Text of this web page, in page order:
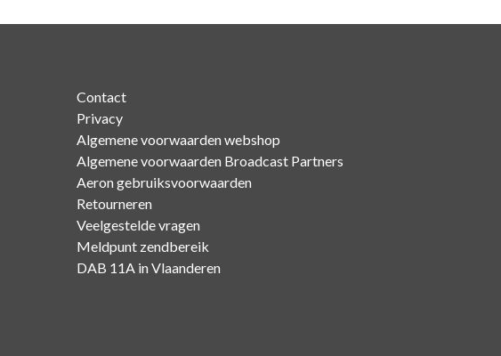
Contact
Privacy
Algemene voorwaarden webshop
Algemene voorwaarden Broadcast Partners
Aeron gebruiksvoorwaarden
Retourneren
Veelgestelde vragen
Meldpunt zendbereik
DAB 11A in Vlaanderen